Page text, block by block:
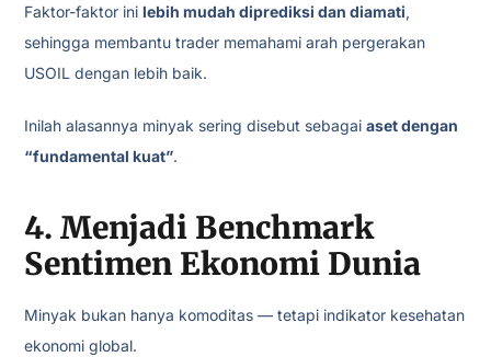
Faktor-faktor inilebih mudah diprediksi dan diamati,
sehingga membantu trader memahami arah pergerakan
USOIL dengan lebih baik.
Inilah alasannya minyak sering disebut sebagaiaset dengan
“fundamental kuat”.
4. Menjadi Benchmark
Sentimen Ekonomi Dunia
Minyak bukan hanya komoditas — tetapi indikator kesehatan
ekonomi global.